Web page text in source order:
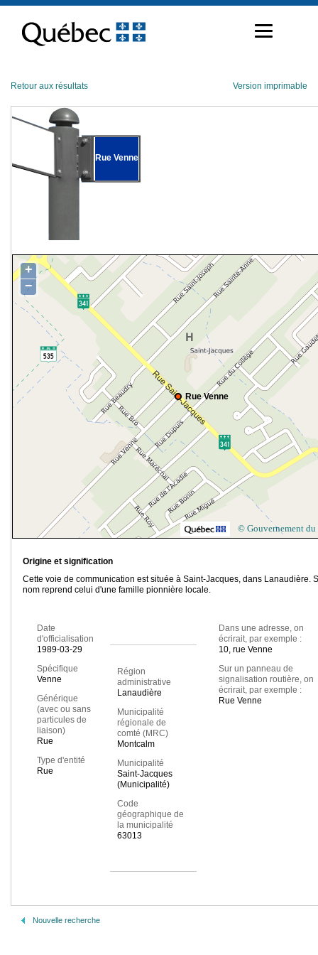
contenu
Retour aux résultats Version imprimable
Rue Venne
Rue Venne
+
−
© Gouvernement du
Origine et signification
Cette voie de communication est située à Saint-Jacques, dans Lanaudière.
nom reprend celui d'une famille pionnière locale.
Date
d'officialisation
1989-03-29
Spécifique
Venne
Générique
(avec ou sans
particules de
liaison)
Rue
Type d'entité
Rue
Région
administrative
Lanaudière
Municipalité
régionale de
comté (MRC)
Montcalm
Municipalité
Saint-Jacques
(Municipalité)
Code
géographique de
la municipalité
63013
Dans une adresse, on
écrirait, par exemple :
10, rue Venne
Sur un panneau de
signalisation routière, on
écrirait, par exemple :
Rue Venne
Nouvelle recherche